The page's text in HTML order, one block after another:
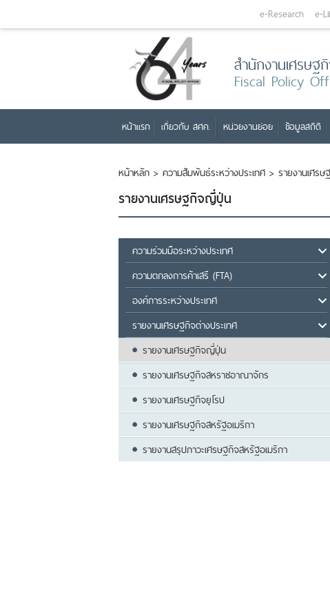
e-Research e-
สำนักงานเศรษฐ
Fiscal Policy
หน้าแรก เกี่ยวกับ สศค. หน่วยงานย่อย ข้อมูลสถิติ
หน้าหลัก > ความสัมพันธ์ระหว่างประเทศ > รายงานเศรษ
รายงานเศรษฐกิจญี่ปุ่น
ความร่วมมือระหว่างประเทศ
ความตกลงการค้าเสรี (FTA)
องค์การระหว่างประเทศ
รายงานเศรษฐกิจต่างประเทศ
รายงานเศรษฐกิจญี่ปุ่น
รายงานเศรษฐกิจสหราชอาณาจักร
รายงานเศรษฐกิจยุโรป
รายงานเศรษฐกิจสหรัฐอเมริกา
รายงานสรุปภาวะเศรษฐกิจสหรัฐอเมริกา